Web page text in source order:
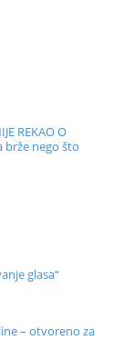
REKAO O
brže nego što
glasa“
– otvoreno za